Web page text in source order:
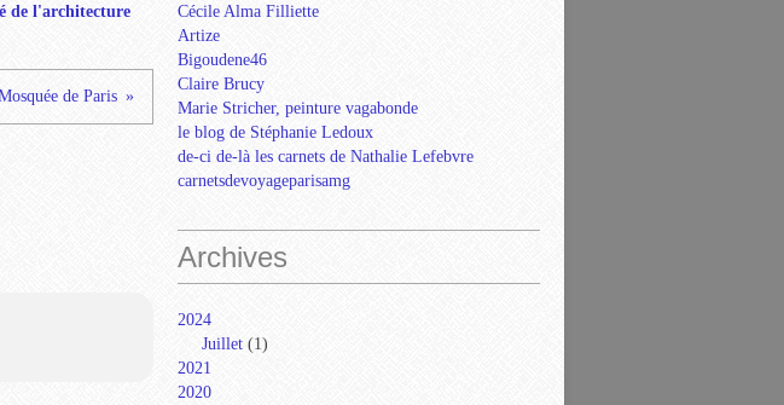
de l'architecture
de Paris
Cécile Alma Filliette
Artize
Bigoudene46
Claire Brucy
Marie Stricher, peinture vagabonde
le blog de Stéphanie Ledoux
de-ci de-là les carnets de Nathalie Lefebvre
carnetsdevoyageparisamg
Archives
2024
Juillet (1)
2021
2020